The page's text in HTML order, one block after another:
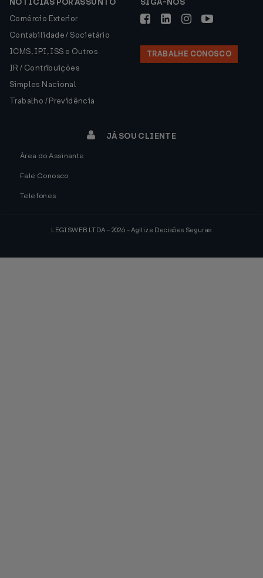
NOTÍCIAS POR ASSUNTO
Comércio Exterior
Contabilidade / Societário
ICMS, IPI, ISS e Outros
IR / Contribuições
Simples Nacional
Trabalho / Previdência
SIGA-NOS
TRABALHE CONOSCO
JÁ SOU CLIENTE
Área do Assinante
Fale Conosco
Telefones
LEGISWEB LTDA - 2026 - Agilize Decisões Seguras